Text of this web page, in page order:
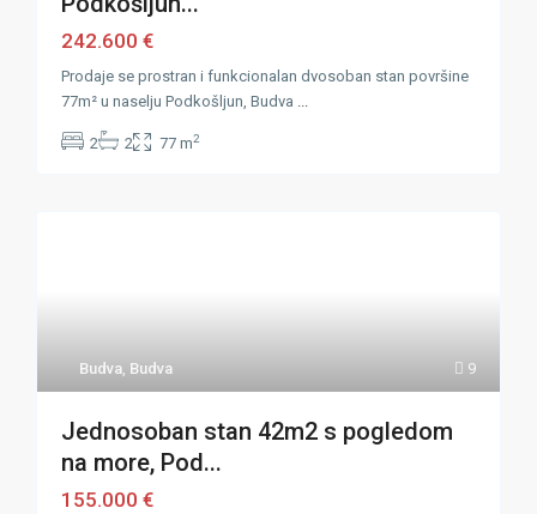
242.600 €
Prodaje se prostran i funkcionalan dvosoban stan površine
77m² u naselju Podkošljun, Budva ...
2 2 77 m2
9
Budva, Budva
Jednosoban stan 42m2 s pogledom
na more, Pod...
155.000 €